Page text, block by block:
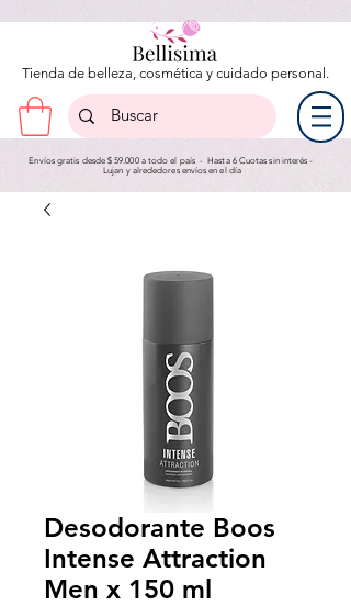
Tienda de belleza, cosmética y cuidado personal.
Envíos gratis desde $ 59.000 a todo el país - Hasta 6 Cuotas sin interés -
Lujan y alrededores envíos en el día
Desodorante Boos
Intense Attraction
Men x 150 ml